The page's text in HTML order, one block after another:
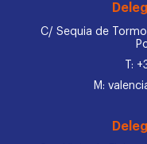
C/ Sequia de
T:
M: